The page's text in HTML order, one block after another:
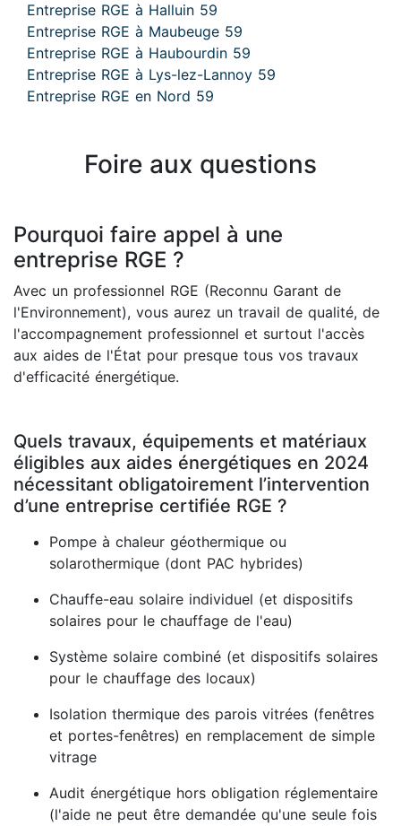
Entreprise RGE à Halluin 59
Entreprise RGE à Maubeuge 59
Entreprise RGE à Haubourdin 59
Entreprise RGE à Lys-lez-Lannoy 59
Entreprise RGE en Nord 59
Foire aux questions
Pourquoi faire appel à une
entreprise RGE ?
Avec un professionnel RGE (Reconnu Garant de
l'Environnement), vous aurez un travail de qualité, de
l'accompagnement professionnel et surtout l'accès
aux aides de l'État pour presque tous vos travaux
d'efficacité énergétique.
Quels travaux, équipements et matériaux
éligibles aux aides énergétiques en 2024
nécessitant obligatoirement l’intervention
d’une entreprise certifiée RGE ?
Pompe à chaleur géothermique ou
solarothermique (dont PAC hybrides)
Chauffe-eau solaire individuel (et dispositifs
solaires pour le chauffage de l'eau)
Système solaire combiné (et dispositifs solaires
pour le chauffage des locaux)
Isolation thermique des parois vitrées (fenêtres
et portes-fenêtres) en remplacement de simple
vitrage
Audit énergétique hors obligation réglementaire
(l'aide ne peut être demandée qu'une seule fois